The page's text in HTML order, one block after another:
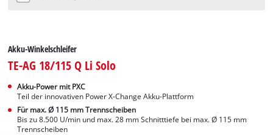
Akku-Winkelschleifer
TE-AG 18/115 Q Li Solo
Akku-Power mit PXC
Teil der innovativen Power X-Change Akku-Plattform
Für max. Ø 115 mm Trennscheiben
Bis zu 8.500 U/min und max. 28 mm Schnitttiefe bei max. Ø 115 mm
Trennscheiben